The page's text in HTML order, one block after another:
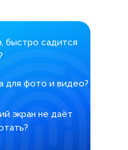
быстро садится
для фото и видео?
экран не даёт